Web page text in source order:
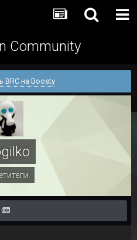
Community
на Boosty